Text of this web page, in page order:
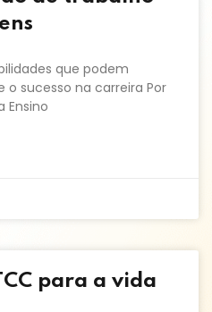
que podem
sucesso na carreira Por
Ensino
para a vida